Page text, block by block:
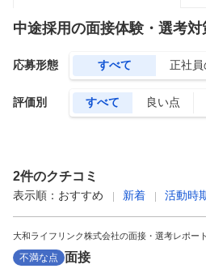
中途採用の面接体験・選考対
応募形態 すべて 正社員
評価別 すべて 良い点
2件のクチコミ
表示順： おすすめ 新着 活動時
大和ライフリンク株式会社の面接・選考レポート
不満な点 面接